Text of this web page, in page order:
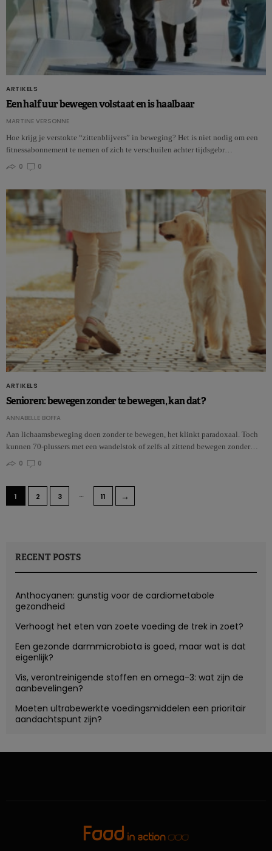
ARTIKELS
Een half uur bewegen volstaat en is haalbaar
MARTINE VERSONNE
Hoe krijg je verstokte “zittenblijvers” in beweging? Het is niet nodig om een
fitnessabonnement te nemen of zich te verschuilen achter tijdsgebr…
0
0
ARTIKELS
Senioren: bewegen zonder te bewegen, kan dat?
ANNABELLE BOFFA
Aan lichaamsbeweging doen zonder te bewegen, het klinkt paradoxaal. Toch
kunnen 70-plussers met een wandelstok of zelfs al zittend bewegen zonder…
0
0
1 2 3 … 11 →
RECENT POSTS
Anthocyanen: gunstig voor de cardiometabole
gezondheid
Verhoogt het eten van zoete voeding de trek in zoet?
Een gezonde darmmicrobiota is goed, maar wat is dat
eigenlijk?
Vis, verontreinigende stoffen en omega-3: wat zijn de
aanbevelingen?
Moeten ultrabewerkte voedingsmiddelen een prioritair
aandachtspunt zijn?